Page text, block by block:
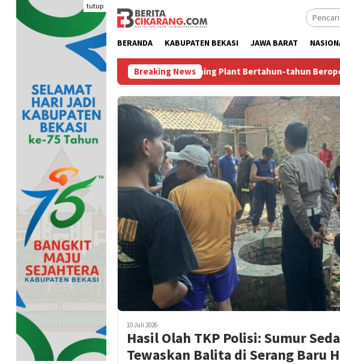
tutup
BERANDA KABUPATEN BEKASI JAWA BARAT
Breaking News
Bikin Polusi Debu, Lima Batching Plant Bertahun-tahun Beroperasi di Cikarang
10 Juli 2026
Hasil Olah TKP Polisi: Sumur
Tewaskan Balita di Serang Baru